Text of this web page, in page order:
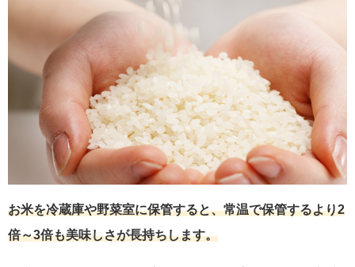
お米を冷蔵庫や野菜室に保管すると、常温で保管するより2
倍～3倍も美味しさが長持ちします。